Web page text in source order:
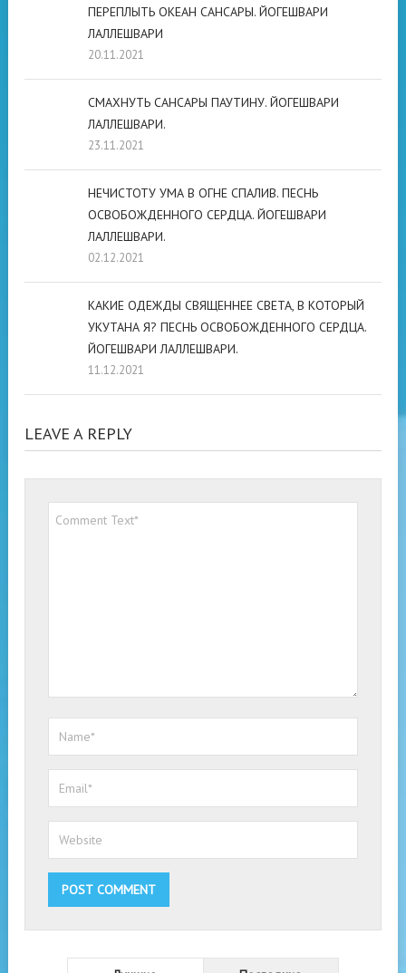
ПЕРЕПЛЫТЬ ОКЕАН САНСАРЫ. ЙОГЕШВАРИ
ЛАЛЛЕШВАРИ
20.11.2021
СМАХНУТЬ САНСАРЫ ПАУТИНУ. ЙОГЕШВАРИ
ЛАЛЛЕШВАРИ.
23.11.2021
НЕЧИСТОТУ УМА В ОГНЕ СПАЛИВ. ПЕСНЬ
ОСВОБОЖДЕННОГО СЕРДЦА. ЙОГЕШВАРИ
ЛАЛЛЕШВАРИ.
02.12.2021
КАКИЕ ОДЕЖДЫ СВЯЩЕННЕЕ СВЕТА, В КОТОРЫЙ
УКУТАНА Я? ПЕСНЬ ОСВОБОЖДЕННОГО СЕРДЦА.
ЙОГЕШВАРИ ЛАЛЛЕШВАРИ.
11.12.2021
LEAVE A REPLY